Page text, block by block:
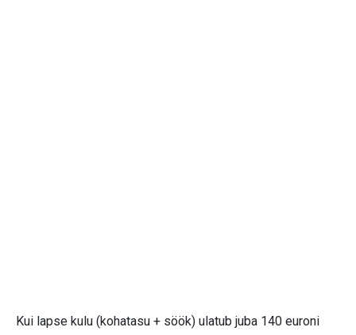
Kui lapse kulu (kohatasu + söök) ulatub juba 140 euroni